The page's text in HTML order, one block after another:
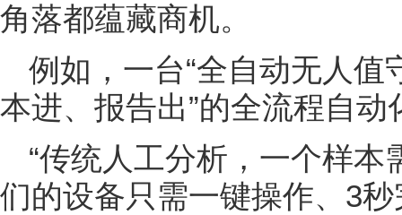
角落都蕴藏商机。
例如，一台“全自动无人值
本进、报告出”的全流程自
“传统人工分析，一个样
们的设备只需一键操作、3